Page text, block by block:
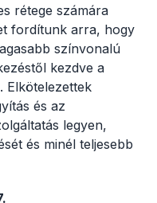
rétege számára
fordítunk arra, hogy
színvonalú
kezdve a
Elkötelezettek
és az
legyen,
és minél teljesebb